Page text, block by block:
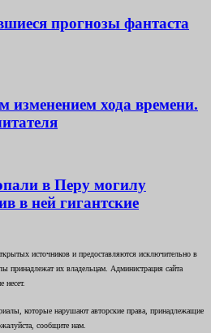
прогнозы фантаста
изменением хода времени.
в Перу могилу
в ней гигантские
источников и предоставляются исключительно в
принадлежат их владельцам. Администрация сайта
несет.
которые нарушают авторские права, принадлежащие
сообщите нам.